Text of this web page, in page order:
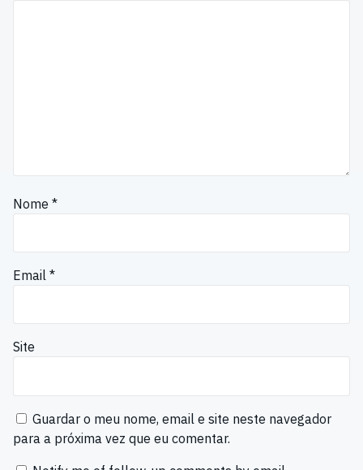
Nome *
Email *
Site
Guardar o meu nome, email e site neste navegador
para a próxima vez que eu comentar.